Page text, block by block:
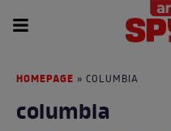
HOMEPAGE » COLUMBIA
columbia